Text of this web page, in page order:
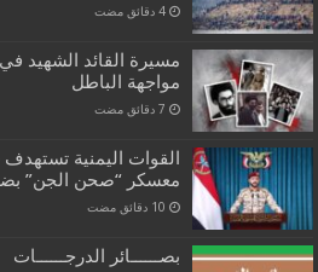
‏4 دقائق مضت
مسيرة القائد الشهيد
مواجهة الباطل
القوات اليمنية
معسكر “صحن الجن”
بصــــــائر الدرجــــــات